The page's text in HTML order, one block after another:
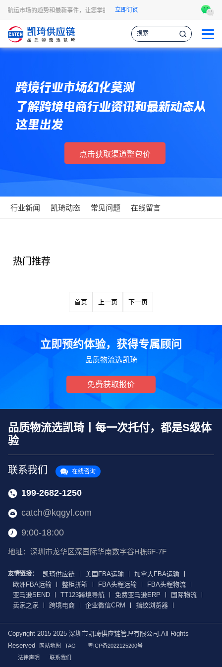
航运市场的趋势和最新事件，让您掌握各种情报，作出更明智的供应链决策。
立即订阅
跨境行业市场幻化莫测
了解跨境电商行业资讯和最新动态从
这里出发
点击获取渠道整包价
行业新闻 凯琦动态 常见问题 在线留言
热门推荐
首页 上一页 下一页
立即预约体验，获得专属顾问
品质物流选凯琦
免费获取报价
品质物流选凯琦丨每一次托付，都是S级体
验
联系我们 在线咨询
199-2682-1250
catch@kqgyl.com
9:00-18:00
地址：深圳市龙华区深国际华南数字谷H栋6F-7F
友情链接： 凯琦供应链 美国FBA运输
加拿大FBA运输
欧洲FBA运输
整柜拼箱 FBA头程运输
FBA头程物流
亚马逊SEND
TT123跨境导航 免费亚马逊ERP
国际物流
卖家之家
跨境电商 企业微信CRM 指纹浏览器
Copyright 2015-2025 深圳市凯琦供应链管理有限公司.All Rights
Reserved
网站地图 TAG
粤ICP备2022125200号
法律声明
联系我们